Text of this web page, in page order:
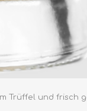
Trüffel und